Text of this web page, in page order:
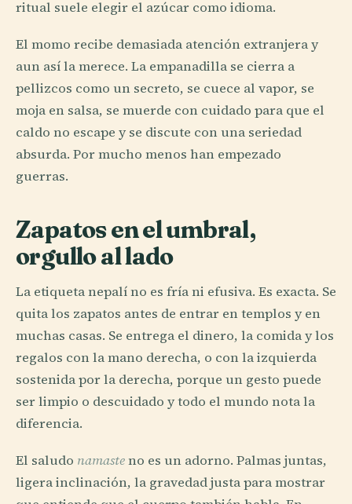
ritual suele elegir el azúcar como idioma.
El momo recibe demasiada atención extranjera y
aun así la merece. La empanadilla se cierra a
pellizcos como un secreto, se cuece al vapor, se
moja en salsa, se muerde con cuidado para que el
caldo no escape y se discute con una seriedad
absurda. Por mucho menos han empezado
guerras.
Zapatos en el umbral,
orgullo al lado
La etiqueta nepalí no es fría ni efusiva. Es exacta. Se
quita los zapatos antes de entrar en templos y en
muchas casas. Se entrega el dinero, la comida y los
regalos con la mano derecha, o con la izquierda
sostenida por la derecha, porque un gesto puede
ser limpio o descuidado y todo el mundo nota la
diferencia.
El saludo namasteno es un adorno. Palmas juntas,
ligera inclinación, la gravedad justa para mostrar